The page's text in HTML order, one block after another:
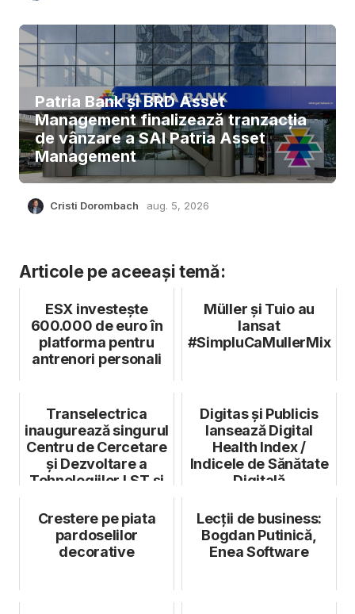
Patria Bank și BRD Asset
Management finalizează tranzacția
de vânzare a SAI Patria Asset
Management
Cristi Dorombach aug. 5, 2026
Articole pe aceeași temă:
ESX investește
600.000 de euro în
platforma pentru
antrenori personali
Müller și Tuio au
lansat
#SimpluCaMullerMix
Transelectrica
inaugurează singurul
Centru de Cercetare
și Dezvoltare a
Tehnologiilor LST și
Digitas și Publicis
lansează Digital
Health Index /
Indicele de Sănătate
Digitală
Crestere pe piata
pardoselilor
decorative
Lecții de business:
Bogdan Putinică,
Enea Software